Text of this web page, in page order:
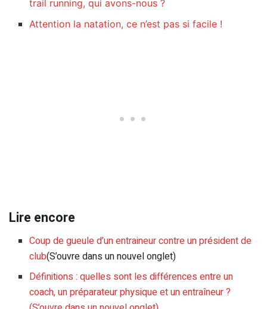
trail running, qui avons-nous ?
Attention la natation, ce n’est pas si facile !
Lire encore
Coup de gueule d’un entraineur contre un président de
club(S’ouvre dans un nouvel onglet)
Définitions : quelles sont les différences entre un
coach, un préparateur physique et un entraîneur ?